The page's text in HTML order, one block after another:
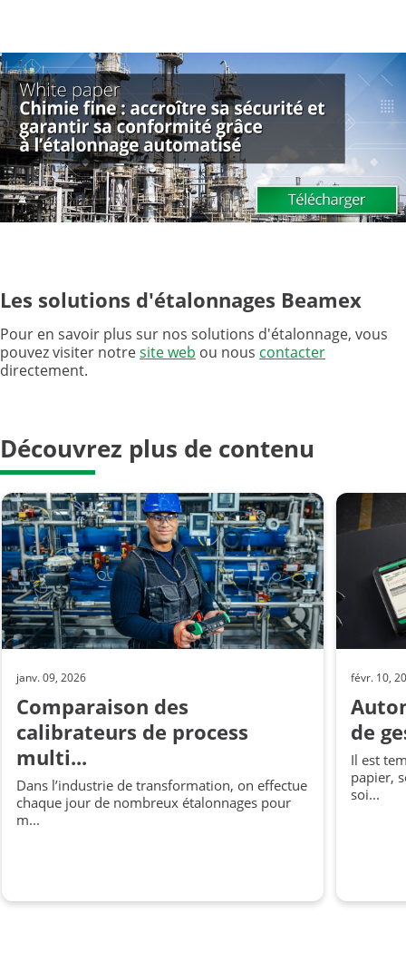
Les solutions d'étalonnages Beamex
Pour en savoir plus sur nos solutions d'étalonnage, vous
pouvez visiter notresite web ou nous contacter
directement.
Découvrez plus de contenu
janv. 09, 2026
Comparaison des
calibrateurs de process
multi...
Dans l’industrie de transformation, on effectue
chaque jour de nombreux étalonnages pour
m...
févr. 10,
de
Il est
papier,
soi...